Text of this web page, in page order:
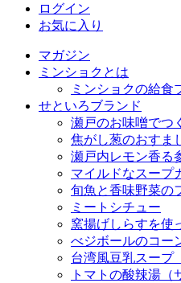
ログイン
お気に入り
マガジン
ミンショクとは
ミンショクの給食
せといろブランド
瀬戸のお味噌でつ
焦がし葱のおすま
瀬戸内レモン香る
マイルドなスープ
旬魚と香味野菜の
ミートシチュー
窯揚げしらすを使
べジボールのコー
台湾風豆乳スープ
トマトの酸辣湯（